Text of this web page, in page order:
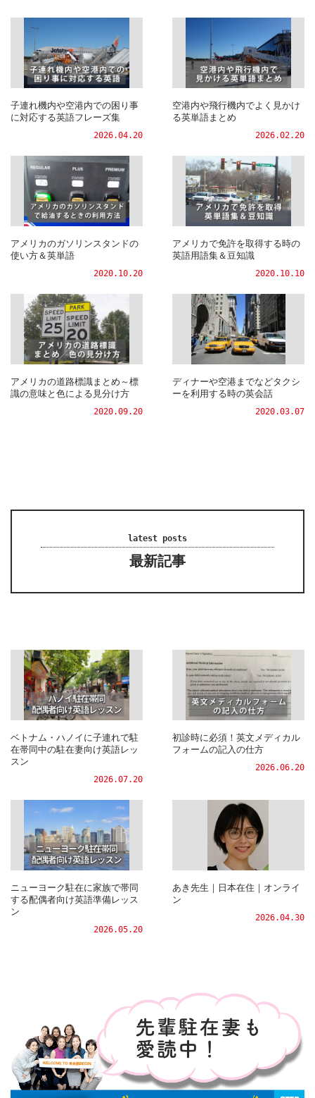
子連れ機内や空港内での困り事
に対応する英語フレーズ集
2026.04.20
空港内や飛行機内でよく見かけ
る英単語まとめ
2026.02.20
アメリカのガソリンスタンドの
使い方＆英単語
2020.10.20
アメリカで免許を取得する時の
英語用語集＆豆知識
2020.10.10
アメリカの道路標識まとめ～標
識の意味と色による見分け方
2020.09.20
ディナーや空港までなどタクシ
ーを利用する時の英会話
2020.03.07
latest posts
最新記事
ベトナム・ハノイに子連れで駐
在帯同中の駐在妻向け英語レッ
スン
2026.07.20
初診時に必須！英文メディカル
フォームの記入の仕方
2026.06.20
ニューヨーク駐在に家族で帯同
する配偶者向け英語準備レッス
ン
2026.05.20
あき先生｜日本在住｜オンライ
ン
2026.04.30